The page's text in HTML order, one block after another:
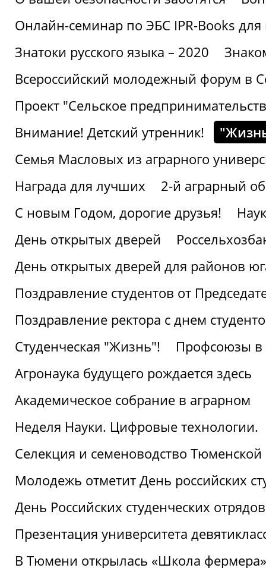
Онлайн-семинар по ЭБС IPR-Books для
Знатоки русского языка – 2020
Всероссийский молодежный форум в
Проект "Сельское
Внимание! Детский утренник!
Семья Масловых из аграрного
Награда для лучших
2-й аграрный
С новым Годом, дорогие друзья!
День открытых дверей
День открытых дверей для районов
Поздравление студентов от
Поздравление ректора с днем
Студенческая "Жизнь"!
Профсоюзы в
Агронаука будущего рождается здесь
Академическое собрание в аграрном
Неделя Науки. Цифровые технологии.
Селекция и семеноводство Тюменской
Молодежь отметит День российских
День Российских студенческих
Презентация университета
В Тюмени открылась «Школа фермера»